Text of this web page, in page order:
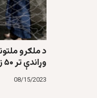
د ملګرو
وړاندې تر ۵۰ زيات فرمانونه ورکړي دي
08/15/2023